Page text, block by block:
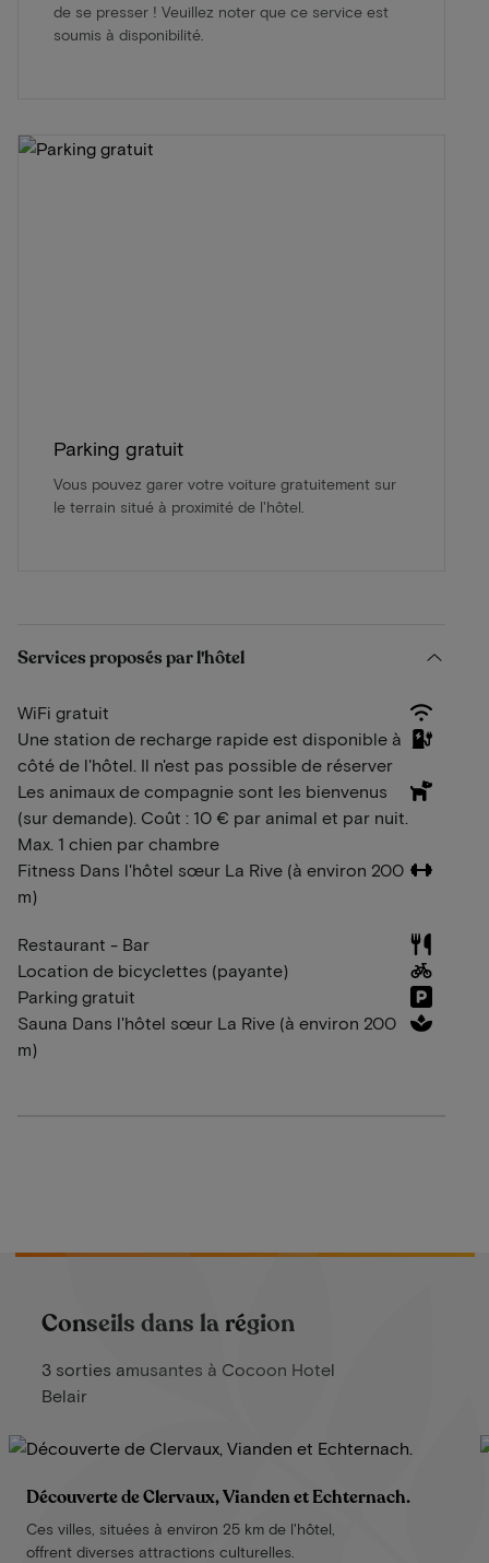
de se presser ! Veuillez noter que ce service est
soumis à disponibilité.
Parking gratuit
Vous pouvez garer votre voiture gratuitement sur
le terrain situé à proximité de l'hôtel.
Services proposés par l'hôtel
WiFi gratuit
Une station de recharge rapide est disponible à
côté de l'hôtel. Il n'est pas possible de réserver
Les animaux de compagnie sont les bienvenus
(sur demande). Coût : 10 € par animal et par nuit.
Max. 1 chien par chambre
Fitness Dans l'hôtel sœur La Rive (à environ 200
m)
Restaurant - Bar
Location de bicyclettes (payante)
Parking gratuit
Sauna Dans l'hôtel sœur La Rive (à environ 200
m)
Conseils dans la région
3 sorties amusantes à Cocoon Hotel
Belair
Découverte de Clervaux, Vianden et Echternach.
Ces villes, situées à environ 25 km de l'hôtel,
offrent diverses attractions culturelles.